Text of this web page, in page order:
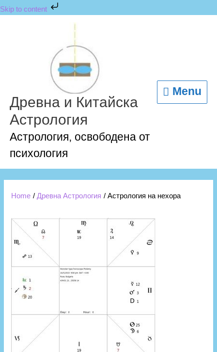
Skip to content
Skip
to
Древна и Китайска
Астрология
Астрология, освободена от
психология
Menu
Home Древна Астрология Астрология на нехора